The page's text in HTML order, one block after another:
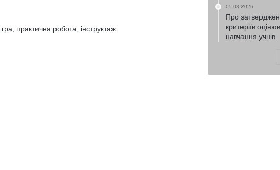
практична робота, інструктаж.
05.08.2026
Про
критеріїв
навчання учнів